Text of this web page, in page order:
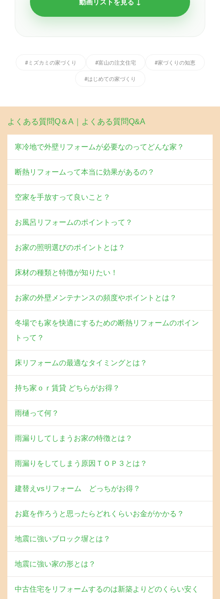
#ミズカミの家づくり #富山の注文住宅 #家づくりの知恵
#はじめての家づくり
よくある質問Q＆A｜よくある質問Q&A
寒冷地で外壁リフォームが必要なのってどんな家？
断熱リフォームって本当に効果があるの？
空家を手放すって良いこと？
お風呂リフォームのポイントって？
お家の照明選びのポイントとは？
床材の種類と特徴が知りたい！
お家の外壁メンテナンスの頻度やポイントとは？
冬場でも家を快適にするための断熱リフォームのポイン
トって？
床リフォームの最適なタイミングとは？
持ち家ｏｒ賃貸 どちらがお得？
雨樋って何？
雨漏りしてしまうお家の特徴とは？
雨漏りをしてしまう原因ＴＯＰ３とは？
建替えvsリフォーム どっちがお得？
お庭を作ろうと思ったらどれくらいお金がかかる？
地震に強いブロック塀とは？
地震に強い家の形とは？
中古住宅をリフォームするのは新築よりどのくらい安く